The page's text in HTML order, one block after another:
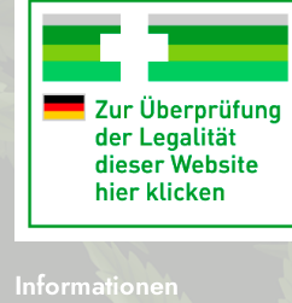
Informationen